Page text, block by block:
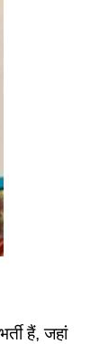
हैं, जहां